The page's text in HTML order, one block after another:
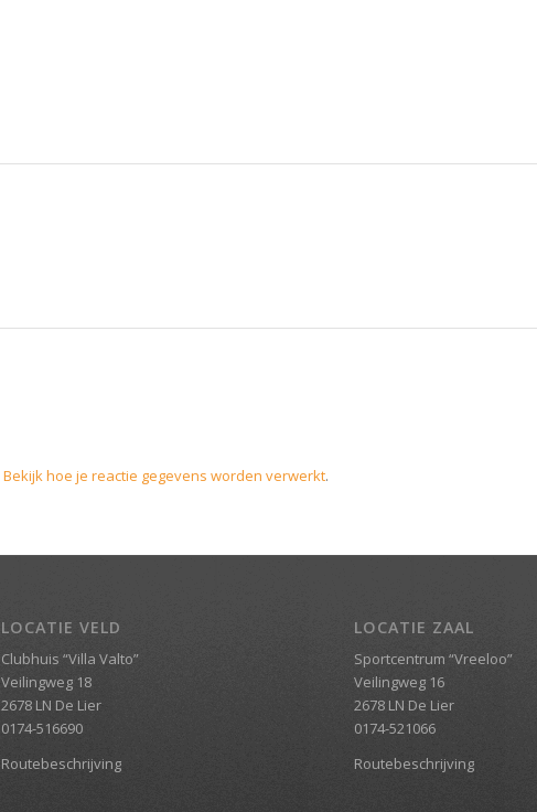
Bekijk hoe je reactie gegevens worden verwerkt.
LOCATIE VELD
Clubhuis “Villa Valto”
Veilingweg 18
2678 LN De Lier
0174-516690
Routebeschrijving
LOCATIE ZAAL
Sportcentrum “Vreeloo”
Veilingweg 16
2678 LN De Lier
0174-521066
Routebeschrijving